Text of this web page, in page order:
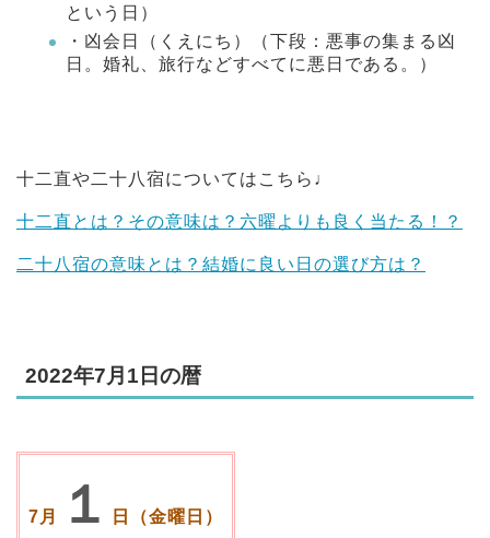
という日）
・凶会日（くえにち）（下段：悪事の集まる凶
日。婚礼、旅行などすべてに悪日である。）
十二直や二十八宿についてはこちら♩
十二直とは？その意味は？六曜よりも良く当たる！？
二十八宿の意味とは？結婚に良い日の選び方は？
2022年7月1日の暦
7月 １ 日（金曜日）